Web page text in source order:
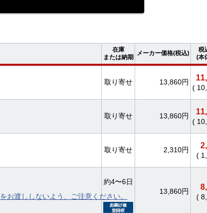
在庫
または納期
メーカー価格(税込)
税
(本
取り寄せ 13,860円
(
取り寄せ 13,860円
(
取り寄せ 2,310円
(
渡ししないよう、ご注意ください。
約4〜6日
13,860円
(